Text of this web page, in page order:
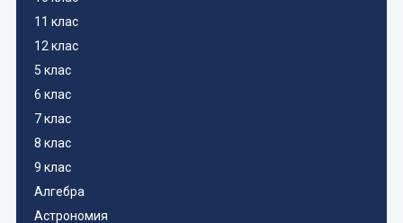
11 клас
12 клас
5 клас
6 клас
7 клас
8 клас
9 клас
Алгебра
Астрономия